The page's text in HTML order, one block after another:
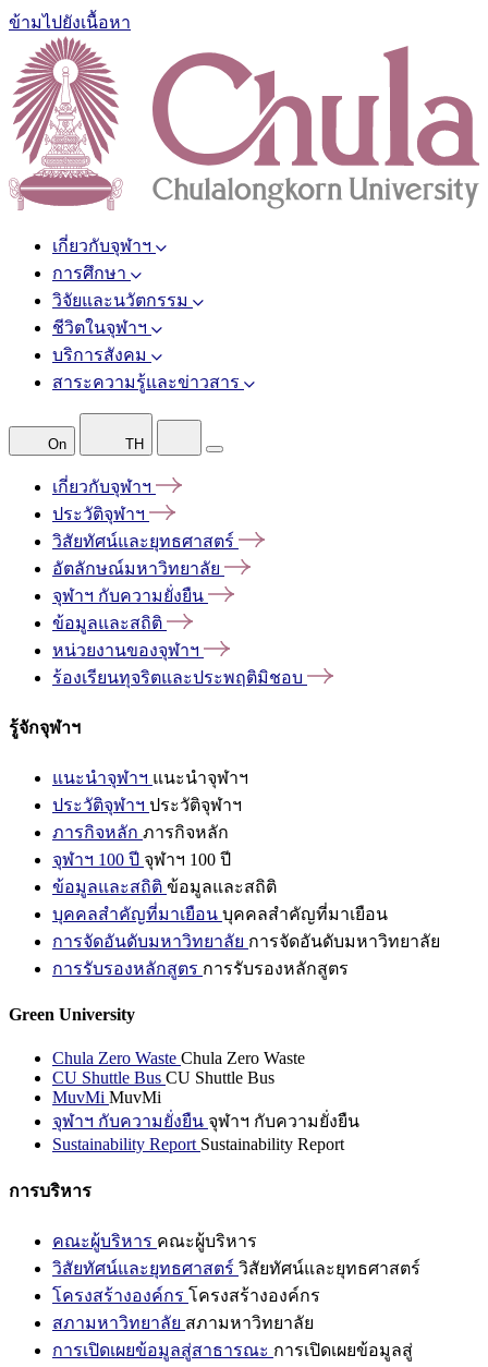
ข้ามไปยังเนื้อหา
เกี่ยวกับจุฬาฯ
การศึกษา
วิจัยและนวัตกรรม
ชีวิตในจุฬาฯ
บริการสังคม
สาระความรู้และข่าวสาร
On TH
เกี่ยวกับจุฬาฯ
ประวัติจุฬาฯ
วิสัยทัศน์และยุทธศาสตร์
อัตลักษณ์มหาวิทยาลัย
จุฬาฯ กับความยั่งยืน
ข้อมูลและสถิติ
หน่วยงานของจุฬาฯ
ร้องเรียนทุจริตและประพฤติมิชอบ
รู้จักจุฬาฯ
แนะนำจุฬาฯ แนะนำจุฬาฯ
ประวัติจุฬาฯ ประวัติจุฬาฯ
ภารกิจหลัก ภารกิจหลัก
จุฬาฯ 100 ปี จุฬาฯ 100 ปี
ข้อมูลและสถิติ ข้อมูลและสถิติ
บุคคลสำคัญที่มาเยือน บุคคลสำคัญที่มาเยือน
การจัดอันดับมหาวิทยาลัย การจัดอันดับมหาวิทยาลัย
การรับรองหลักสูตร การรับรองหลักสูตร
Green University
Chula Zero Waste Chula Zero Waste
CU Shuttle Bus CU Shuttle Bus
MuvMi MuvMi
จุฬาฯ กับความยั่งยืน จุฬาฯ กับความยั่งยืน
Sustainability Report Sustainability Report
การบริหาร
คณะผู้บริหาร คณะผู้บริหาร
วิสัยทัศน์และยุทธศาสตร์ วิสัยทัศน์และยุทธศาสตร์
โครงสร้างองค์กร โครงสร้างองค์กร
สภามหาวิทยาลัย สภามหาวิทยาลัย
การเปิดเผยข้อมูลสู่สาธารณะ การเปิดเผยข้อมูลสู่